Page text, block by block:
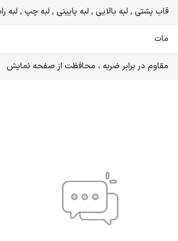
قاب پشتی , لبه بالایی , لبه پایینی , لبه چپ ,
مات
مقاوم در برابر ضربه ، محافظت از صفحه نمایش